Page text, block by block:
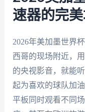
速器的完
2026年美加墨世界
西哥的现场附近，
的央视影音，就能
起为喜欢的球队加
平板同时观看不同